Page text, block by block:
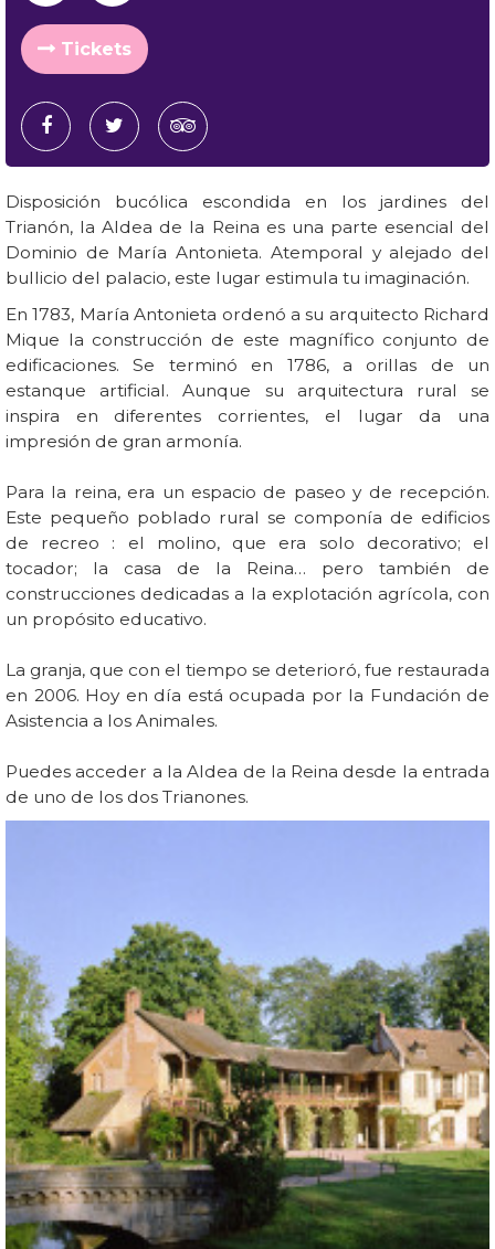
Tickets
Disposición bucólica escondida en los jardines del
Trianón, la Aldea de la Reina es una parte esencial del
Dominio de María Antonieta. Atemporal y alejado del
bullicio del palacio, este lugar estimula tu imaginación.
En 1783, María Antonieta ordenó a su arquitecto Richard
Mique la construcción de este magnífico conjunto de
edificaciones. Se terminó en 1786, a orillas de un
estanque artificial. Aunque su arquitectura rural se
inspira en diferentes corrientes, el lugar da una
impresión de gran armonía.
Para la reina, era un espacio de paseo y de recepción.
Este pequeño poblado rural se componía de edificios
de recreo : el molino, que era solo decorativo; el
tocador; la casa de la Reina… pero también de
construcciones dedicadas a la explotación agrícola, con
un propósito educativo.
La granja, que con el tiempo se deterioró, fue restaurada
en 2006. Hoy en día está ocupada por la Fundación de
Asistencia a los Animales.
Puedes acceder a la Aldea de la Reina desde la entrada
de uno de los dos Trianones.